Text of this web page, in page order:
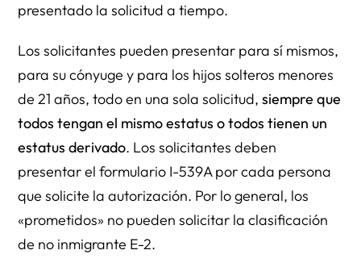
presentado la solicitud a tiempo.
Los solicitantes pueden presentar para sí mismos,
para su cónyuge y para los hijos solteros menores
de 21 años, todo en una sola solicitud,siempre que
todos tengan el mismo estatus o todos tienen un
estatus derivado. Los solicitantes deben
presentar el formulario I-539A por cada persona
que solicite la autorización. Por lo general, los
«prometidos» no pueden solicitar la clasificación
de no inmigrante E-2.